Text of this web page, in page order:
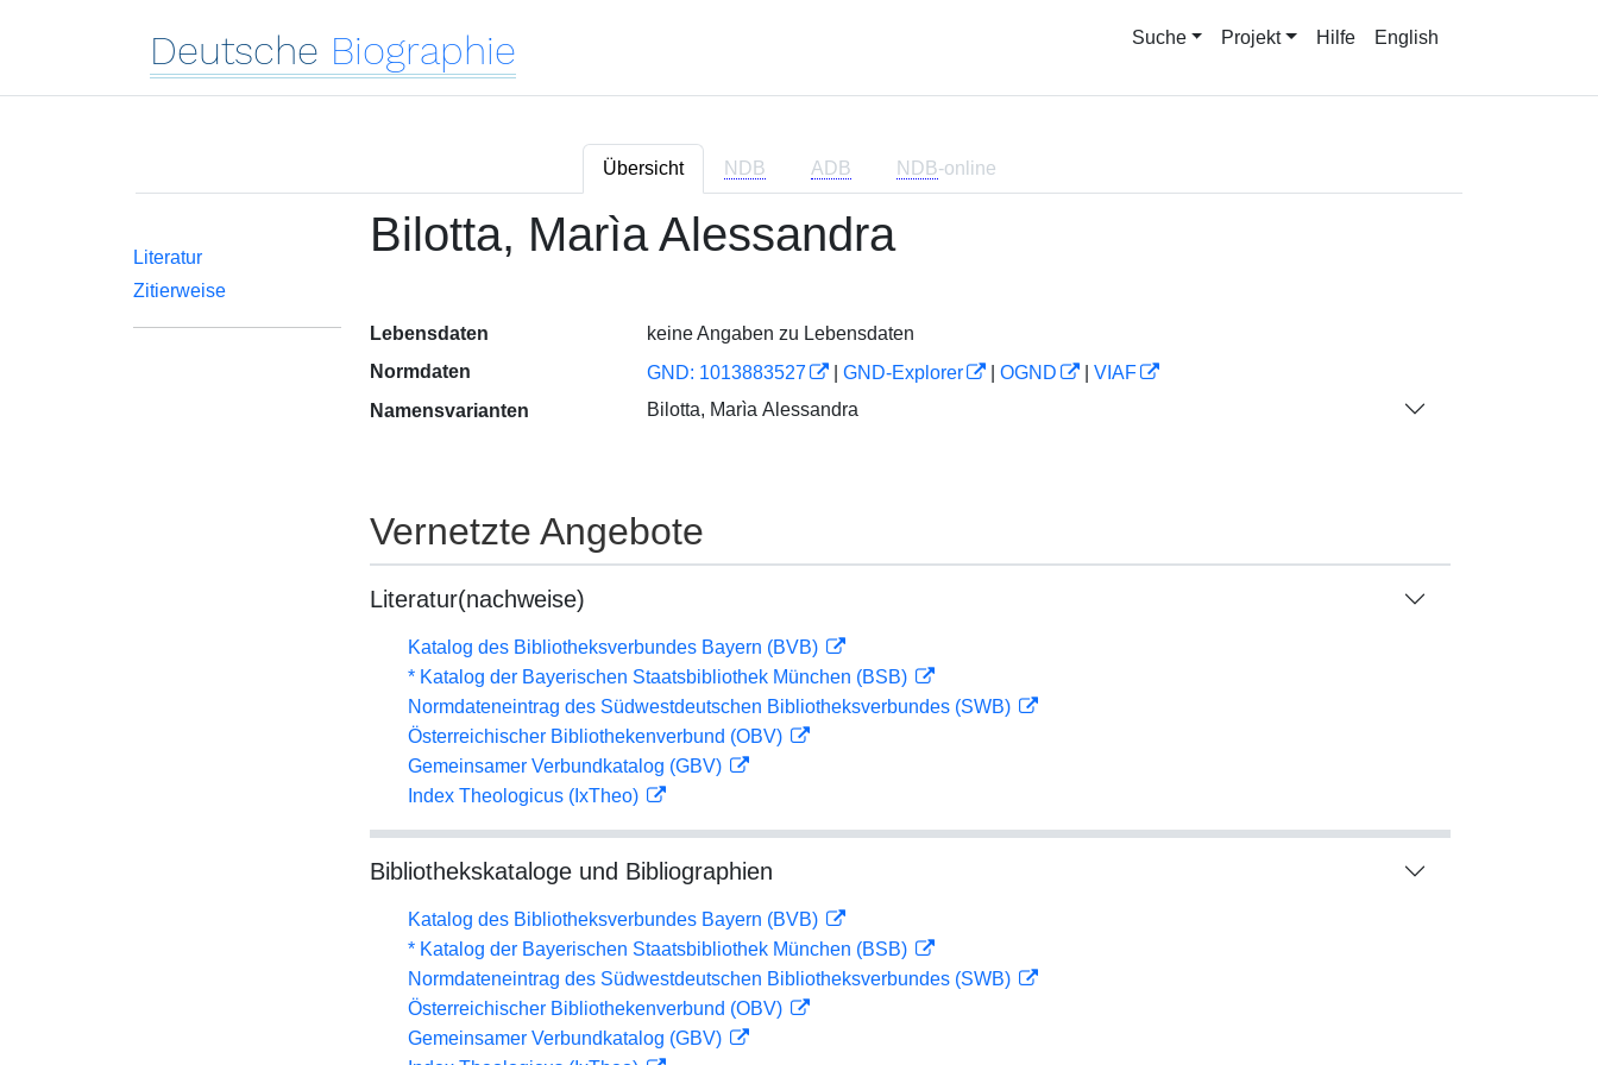
Deutsche Biographie Suche Projekt Hilfe English
Übersicht NDB ADB NDB-online
Literatur
Zitierweise
Bilotta, Marìa Alessandra
Lebensdaten
keine Angaben zu Lebensdaten
Normdaten
GND: 1013883527 GND-Explorer OGND
VIAF
Namensvarianten
Bilotta, Marìa Alessandra
Vernetzte Angebote
Literatur(nachweise)
Katalog des Bibliotheksverbundes Bayern (BVB)
* Katalog der Bayerischen Staatsbibliothek München (BSB)
Normdateneintrag des Südwestdeutschen Bibliotheksverbundes (SWB)
Österreichischer Bibliothekenverbund (OBV)
Gemeinsamer Verbundkatalog (GBV)
Index Theologicus (IxTheo)
Bibliothekskataloge und Bibliographien
Katalog des Bibliotheksverbundes Bayern (BVB)
* Katalog der Bayerischen Staatsbibliothek München (BSB)
Normdateneintrag des Südwestdeutschen Bibliotheksverbundes (SWB)
Österreichischer Bibliothekenverbund (OBV)
Gemeinsamer Verbundkatalog (GBV)